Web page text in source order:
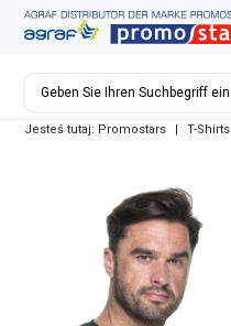
Jesteś tutaj: Promostars | T-Shirts